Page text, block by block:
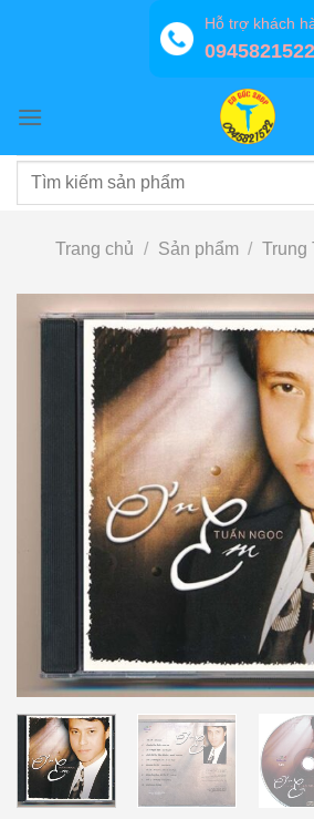
Hỗ trợ khách
0945821522
Tìm
Trang chủ / Sản phẩm / Trung